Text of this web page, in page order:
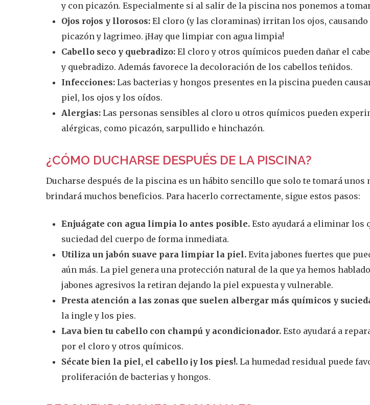
y con picazón. Especialmente si al salir de la piscina nos ponemos a
Ojos rojos y llorosos: El cloro (y las cloraminas) irritan los ojos,
picazón y lagrimeo. ¡Hay que limpiar con agua limpia!
Cabello seco y quebradizo: El cloro y otros químicos pueden dañar el
y quebradizo. Además favorece la decoloración de los cabellos teñidos.
Infecciones: Las bacterias y hongos presentes en la piscina pueden
piel, los ojos y los oídos.
Alergias: Las personas sensibles al cloro u otros químicos pueden
alérgicas, como picazón, sarpullido e hinchazón.
¿CÓMO DUCHARSE DESPUÉS DE LA PISCINA?
Ducharse después de la piscina es un hábito sencillo que solo te tomará unos
brindará muchos beneficios. Para hacerlo correctamente, sigue estos pasos:
Enjuágate con agua limpia lo antes posible. Esto ayudará a eliminar los
suciedad del cuerpo de forma inmediata.
Utiliza un jabón suave para limpiar la piel. Evita jabones fuertes que
aún más. La piel genera una protección natural de la que ya hemos
jabones agresivos la retiran dejando la piel expuesta y vulnerable.
Presta atención a las zonas que suelen albergar más químicos y
la ingle y los pies.
Lava bien tu cabello con champú y acondicionador. Esto ayudará a
por el cloro y otros químicos.
Sécate bien la piel, el cabello ¡y los pies!. La humedad residual puede
proliferación de bacterias y hongos.